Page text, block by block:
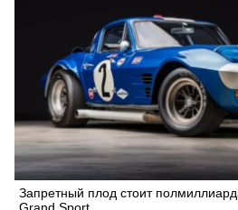
Запретный плод стоит